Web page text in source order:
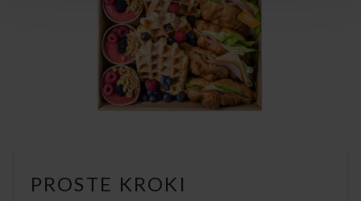
PROSTE KROKI